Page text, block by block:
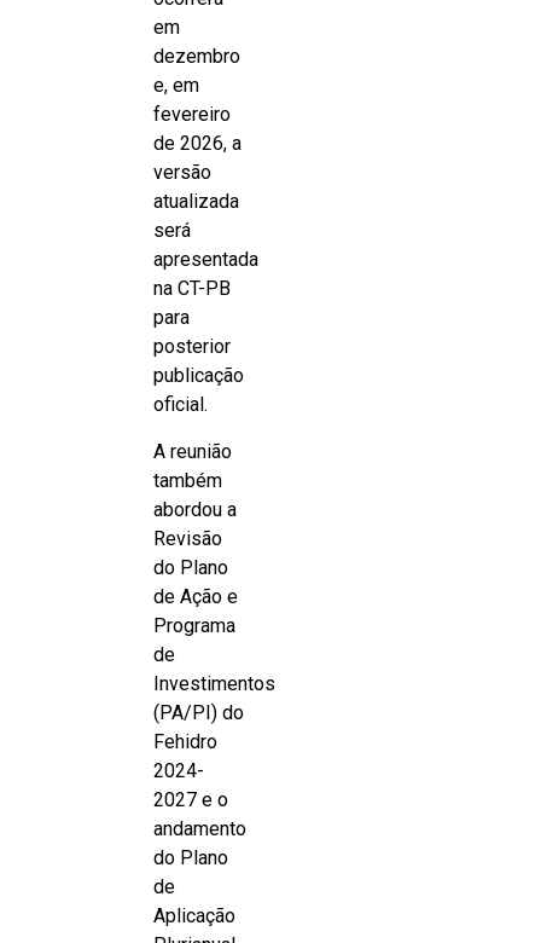
em
dezembro
e, em
fevereiro
de 2026, a
versão
atualizada
será
apresentada
na CT-PB
para
posterior
publicação
oficial.
A reunião
também
abordou a
Revisão
do Plano
de Ação e
Programa
de
Investimentos
(PA/PI) do
Fehidro
2024-
2027 e o
andamento
do Plano
de
Aplicação